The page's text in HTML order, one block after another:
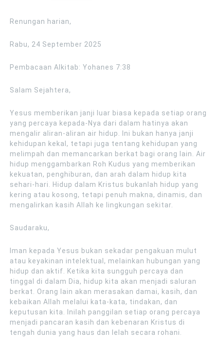
Renungan harian,
Rabu, 24 September 2025
Pembacaan Alkitab: Yohanes 7:38
Salam Sejahtera,
Yesus memberikan janji luar biasa kepada setiap orang
yang percaya kepada-Nya dari dalam hatinya akan
mengalir aliran-aliran air hidup. Ini bukan hanya janji
kehidupan kekal, tetapi juga tentang kehidupan yang
melimpah dan memancarkan berkat bagi orang lain. Air
hidup menggambarkan Roh Kudus yang memberikan
kekuatan, penghiburan, dan arah dalam hidup kita
sehari-hari. Hidup dalam Kristus bukanlah hidup yang
kering atau kosong, tetapi penuh makna, dinamis, dan
mengalirkan kasih Allah ke lingkungan sekitar.
Saudaraku,
Iman kepada Yesus bukan sekadar pengakuan mulut
atau keyakinan intelektual, melainkan hubungan yang
hidup dan aktif. Ketika kita sungguh percaya dan
tinggal di dalam Dia, hidup kita akan menjadi saluran
berkat. Orang lain akan merasakan damai, kasih, dan
kebaikan Allah melalui kata-kata, tindakan, dan
keputusan kita. Inilah panggilan setiap orang percaya
menjadi pancaran kasih dan kebenaran Kristus di
tengah dunia yang haus dan lelah secara rohani.